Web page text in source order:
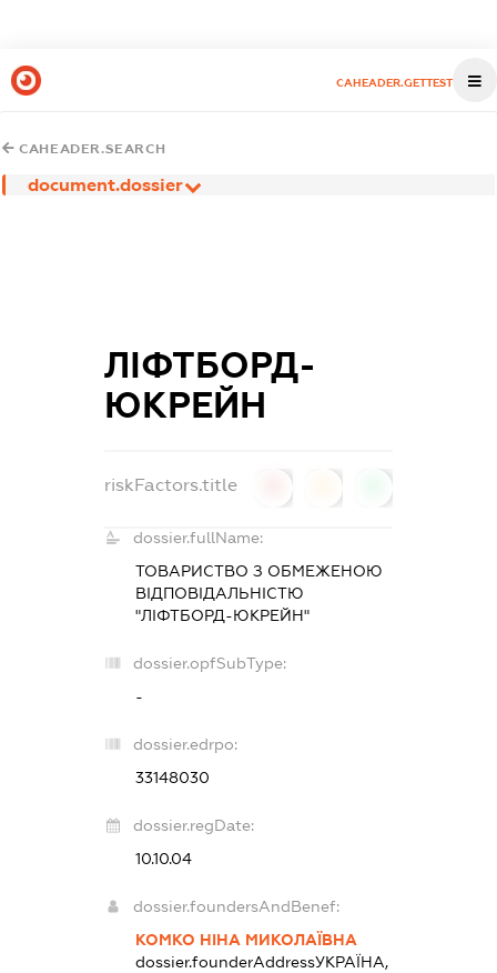
CAHEADER.GETTEST
CAHEADER.SEARCH
document.dossier
ЛІФТБОРД-
ЮКРЕЙН
riskFactors.title
dossier.fullName:
ТОВАРИСТВО З ОБМЕЖЕНОЮ
ВІДПОВІДАЛЬНІСТЮ
"ЛІФТБОРД-ЮКРЕЙН"
dossier.opfSubType:
-
dossier.edrpo:
33148030
dossier.regDate:
10.10.04
dossier.foundersAndBenef:
КОМКО НІНА МИКОЛАЇВНА
dossier.founderAddressУКРАЇНА,